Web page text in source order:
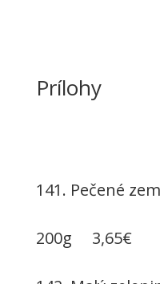
Prílohy
141. Pečené
200g 3,65€